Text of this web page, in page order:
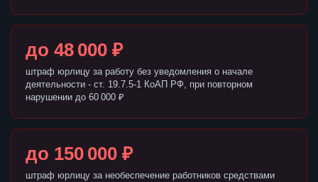
до 48 000 ₽
штраф юрлицу за работу без уведомления о начале
деятельности - ст. 19.7.5-1 КоАП РФ, при повторном
нарушении до 60 000 ₽
до 150 000 ₽
штраф юрлицу за необеспечение работников средствами